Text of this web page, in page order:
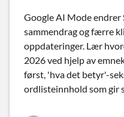
Google AI Mode endrer
sammendrag og færre
oppdateringer. Lær
2026 ved hjelp av
først, 'hva det betyr'-
ordlisteinnhold som gir